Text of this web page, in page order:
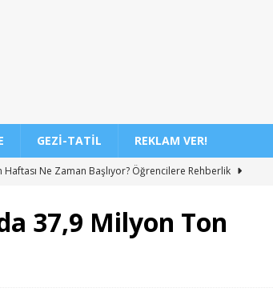
GEZI-TATIL REKLAM VER!
Ne Zaman Başlıyor? Öğrencilere Rehberlik
ve Mühendislik Birliği: Yeni Nesil Sağlık Uzmanları
37,9 Milyon Ton